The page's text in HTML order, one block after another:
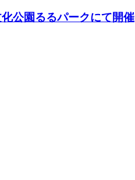
公園るるパークにて開催